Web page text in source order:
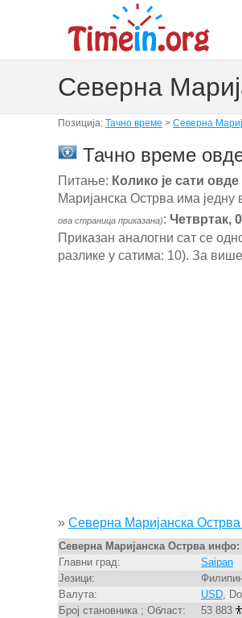
Северна
Позиција: Тачно време > Северна
Тачно време
Питање: Колико је сати
Маријанска Острва има једну
ова страница приказана): Четвртак,
Приказан аналогни сат се
разлике у сатима: 10). За
» Северна Маријанска
Северна Маријанска Острва инфо:
Главни град:
Saipan
Језици:
Валута:
USD,
Број становника ; Област:
53 883